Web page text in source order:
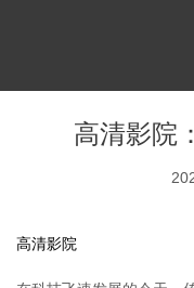
高清影院
高清影院